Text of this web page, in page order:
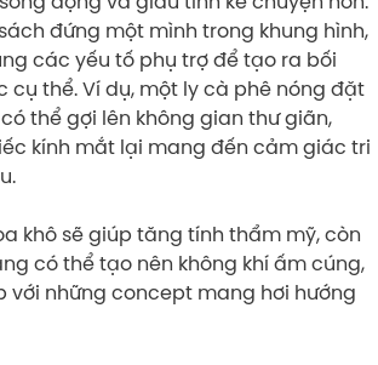
đứng một mình trong khung hình,
các yếu tố phụ trợ để tạo ra bối
cụ thể. Ví dụ, một ly cà phê nóng đặt
thể gợi lên không gian thư giãn,
kính mắt lại mang đến cảm giác tri
khô sẽ giúp tăng tính thẩm mỹ, còn
có thể tạo nên không khí ấm cúng,
với những concept mang hơi hướng